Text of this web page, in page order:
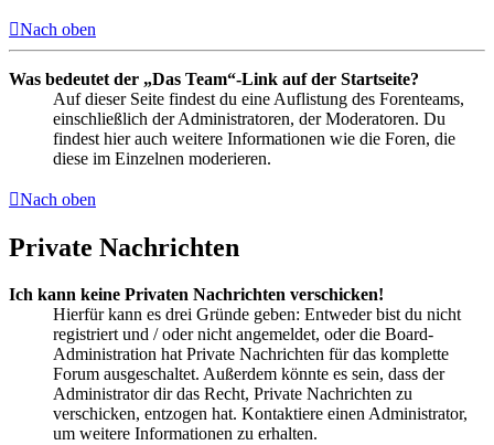
Nach oben
Was bedeutet der „Das Team“-Link auf der Startseite?
Auf dieser Seite findest du eine Auflistung des Forenteams,
einschließlich der Administratoren, der Moderatoren. Du
findest hier auch weitere Informationen wie die Foren, die
diese im Einzelnen moderieren.
Nach oben
Private Nachrichten
Ich kann keine Privaten Nachrichten verschicken!
Hierfür kann es drei Gründe geben: Entweder bist du nicht
registriert und / oder nicht angemeldet, oder die Board-
Administration hat Private Nachrichten für das komplette
Forum ausgeschaltet. Außerdem könnte es sein, dass der
Administrator dir das Recht, Private Nachrichten zu
verschicken, entzogen hat. Kontaktiere einen Administrator,
um weitere Informationen zu erhalten.